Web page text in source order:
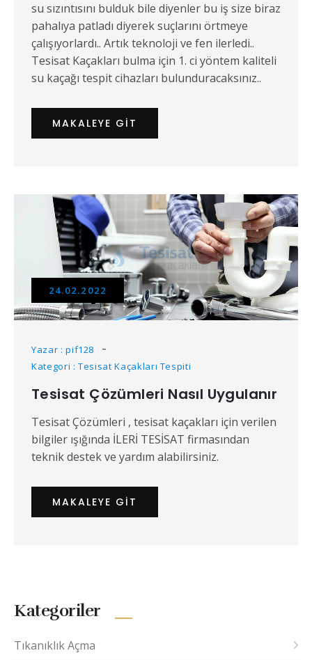
su sızıntısını bulduk bile diyenler bu iş size biraz
pahalıya patladı diyerek suçlarını örtmeye
çalışıyorlardı.. Artık teknoloji ve fen ilerledi..
Tesisat Kaçakları bulma için 1. ci yöntem kaliteli
su kaçağı tespit cihazları bulunduracaksınız..
MAKALEYE GIT
24.02.2022
Yazar : pif128
Kategori : Tesisat Kaçakları Tespiti
Tesisat Çözümleri Nasıl Uygulanır
Tesisat Çözümleri , tesisat kaçakları için verilen
bilgiler ışığında İLERİ TESİSAT firmasından
teknik destek ve yardım alabilirsiniz.
MAKALEYE GIT
Kategoriler
Tıkanıklık Açma